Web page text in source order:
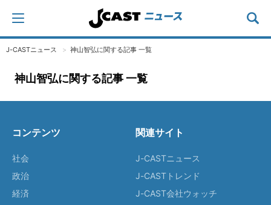
J-CASTニュース 神山智弘に関する記事 一覧
神山智弘に関する記事 一覧
コンテンツ
社会
政治
経済
関連サイト
J-CASTニュース
J-CASTトレンド
J-CAST会社ウォッチ